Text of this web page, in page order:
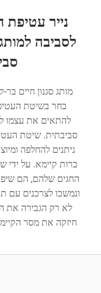
נייר עטיפת
לסביבה
מותג סגנון חיים
בחר בשיטת
להתאים את עצמו
סביבתית. שיטת
ניתנים להחלפה
ברות קיימא. על ידי
החגים שלהם, הם
ונמשכו לצרכנים עם
לא רק הגבירה את
חיזקה את מסר